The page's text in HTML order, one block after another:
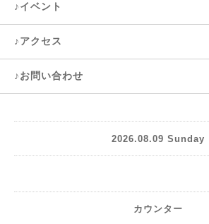
♪イベント
♪アクセス
♪お問い合わせ
2026.08.09 Sunday
カウンター